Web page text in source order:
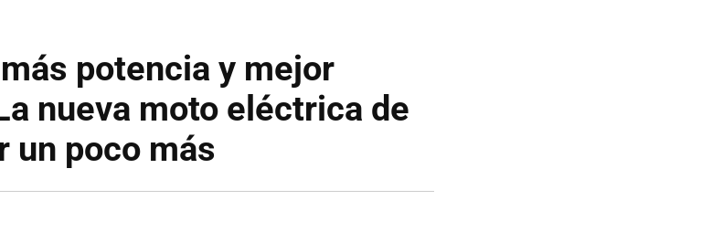
potencia y mejor
nueva moto eléctrica de
un poco más